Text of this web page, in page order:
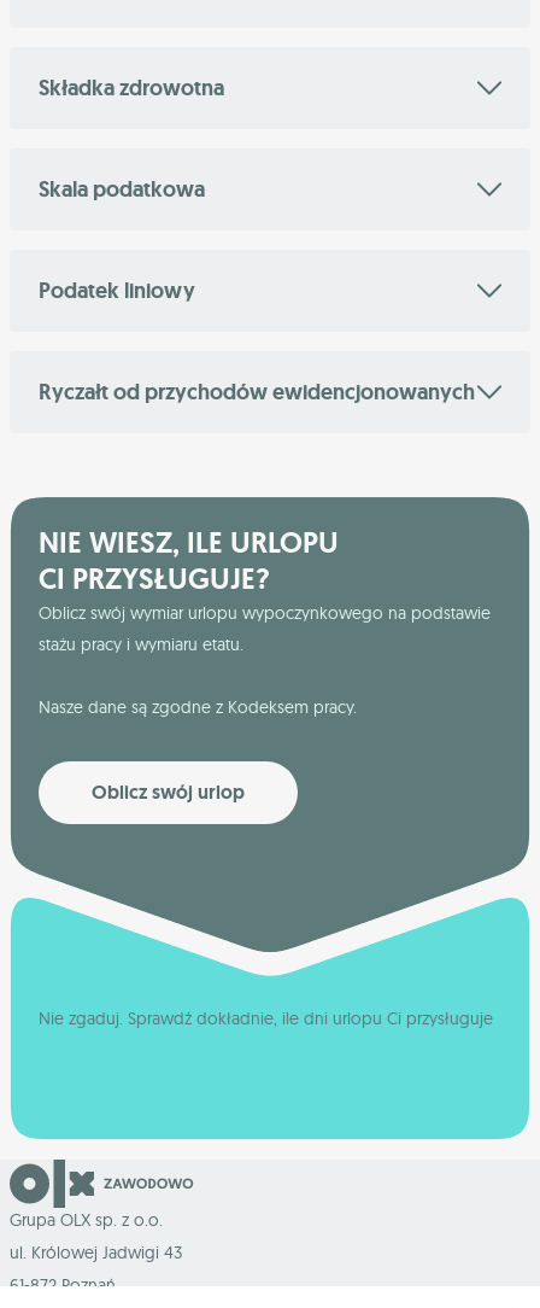
Składka zdrowotna
Skala podatkowa
Podatek liniowy
Ryczałt od przychodów ewidencjonowanych
NIE WIESZ, ILE URLOPU
CI PRZYSŁUGUJE?
Oblicz swój wymiar urlopu wypoczynkowego na podstawie
stażu pracy i wymiaru etatu.
Nasze dane są zgodne z Kodeksem pracy.
Oblicz swój urlop
Nie zgaduj. Sprawdź dokładnie, ile dni urlopu Ci przysługuje
Grupa OLX sp. z o.o.
ul. Królowej Jadwigi 43
61-872 Poznań